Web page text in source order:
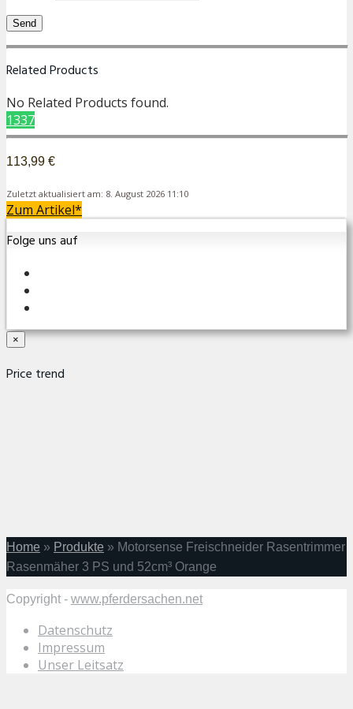
Related Products
No Related Products found.
1337
113,99 €
Zuletzt aktualisiert am: 8. August 2026 11:10
Zum Artikel*
Folge uns auf
×
Price trend
Home » Produkte » Motorsense Freischneider Rasentrimmer
Rasenmäher 3 PS und 52cm³ Orange
Copyright - www.pferdersachen.net
Datenschutz
Impressum
Unser Leitsatz